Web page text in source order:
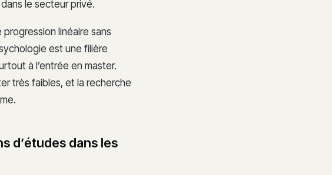
le secteur privé.
linéaire sans
est une filière
à l’entrée en master.
très faibles, et la recherche
d’études dans les